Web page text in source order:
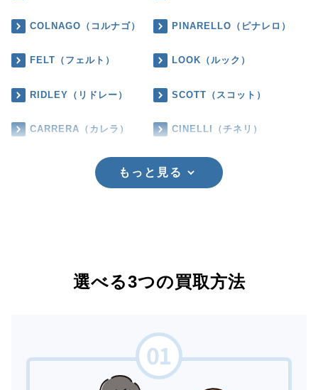
COLNAGO（コルナゴ） PINARELLO（ピナレロ）
FELT（フェルト） LOOK（ルック）
RIDLEY（リドレー） SCOTT（スコット）
CARRERA（カレラ） CINELLI（チネリ）
もっと見る
選べる3つの買取方法